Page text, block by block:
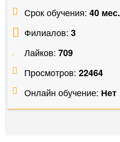
Срок обучения: 40 мес.
Филиалов: 3
Лайков: 709
Просмотров: 22464
Онлайн обучение: Нет